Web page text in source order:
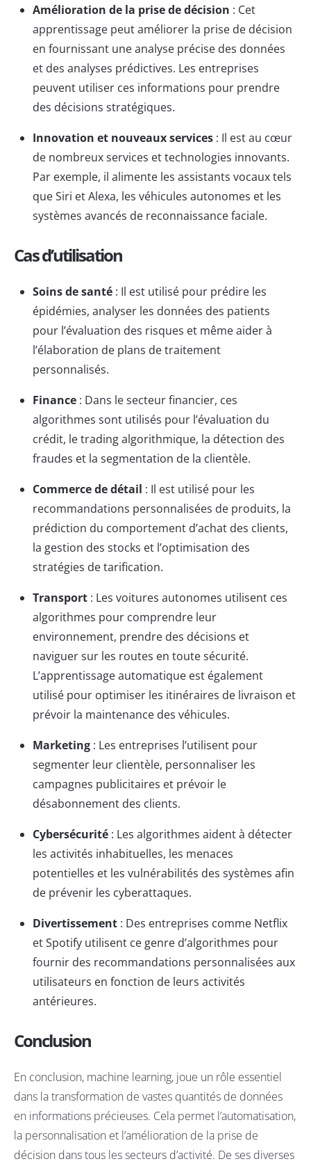
Amélioration de la prise de décision : Cet
apprentissage peut améliorer la prise de décision
en fournissant une analyse précise des données
et des analyses prédictives. Les entreprises
peuvent utiliser ces informations pour prendre
des décisions stratégiques.
Innovation et nouveaux services : Il est au cœur
de nombreux services et technologies innovants.
Par exemple, il alimente les assistants vocaux tels
que Siri et Alexa, les véhicules autonomes et les
systèmes avancés de reconnaissance faciale.
Cas d’utilisation
Soins de santé : Il est utilisé pour prédire les
épidémies, analyser les données des patients
pour l’évaluation des risques et même aider à
l’élaboration de plans de traitement
personnalisés.
Finance : Dans le secteur financier, ces
algorithmes sont utilisés pour l’évaluation du
crédit, le trading algorithmique, la détection des
fraudes et la segmentation de la clientèle.
Commerce de détail : Il est utilisé pour les
recommandations personnalisées de produits, la
prédiction du comportement d’achat des clients,
la gestion des stocks et l’optimisation des
stratégies de tarification.
Transport : Les voitures autonomes utilisent ces
algorithmes pour comprendre leur
environnement, prendre des décisions et
naviguer sur les routes en toute sécurité.
L’apprentissage automatique est également
utilisé pour optimiser les itinéraires de livraison et
prévoir la maintenance des véhicules.
Marketing : Les entreprises l’utilisent pour
segmenter leur clientèle, personnaliser les
campagnes publicitaires et prévoir le
désabonnement des clients.
Cybersécurité : Les algorithmes aident à détecter
les activités inhabituelles, les menaces
potentielles et les vulnérabilités des systèmes afin
de prévenir les cyberattaques.
Divertissement : Des entreprises comme Netflix
et Spotify utilisent ce genre d’algorithmes pour
fournir des recommandations personnalisées aux
utilisateurs en fonction de leurs activités
antérieures.
Conclusion
En conclusion, machine learning, joue un rôle essentiel
dans la transformation de vastes quantités de données
en informations précieuses. Cela permet l’automatisation,
la personnalisation et l’amélioration de la prise de
décision dans tous les secteurs d’activité. De ses diverses